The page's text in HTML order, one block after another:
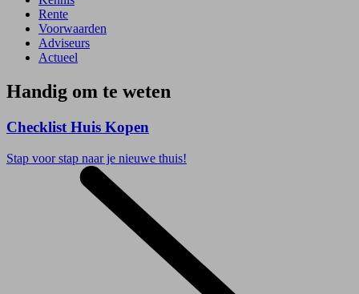
Rente
Voorwaarden
Adviseurs
Actueel
Handig om te weten
Checklist Huis Kopen
Stap voor stap naar je nieuwe thuis!